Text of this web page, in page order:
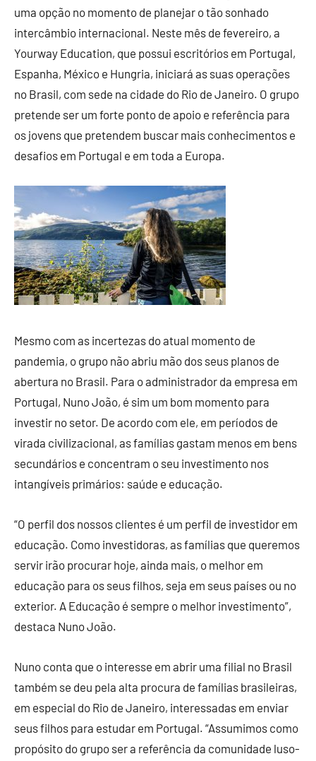
uma opção no momento de planejar o tão sonhado
intercâmbio internacional. Neste mês de fevereiro, a
Yourway Education, que possui escritórios em Portugal,
Espanha, México e Hungria, iniciará as suas operações
no Brasil, com sede na cidade do Rio de Janeiro. O grupo
pretende ser um forte ponto de apoio e referência para
os jovens que pretendem buscar mais conhecimentos e
desafios em Portugal e em toda a Europa.
Mesmo com as incertezas do atual momento de
pandemia, o grupo não abriu mão dos seus planos de
abertura no Brasil. Para o administrador da empresa em
Portugal, Nuno João, é sim um bom momento para
investir no setor. De acordo com ele, em períodos de
virada civilizacional, as famílias gastam menos em bens
secundários e concentram o seu investimento nos
intangíveis primários: saúde e educação.
“O perfil dos nossos clientes é um perfil de investidor em
educação. Como investidoras, as famílias que queremos
servir irão procurar hoje, ainda mais, o melhor em
educação para os seus filhos, seja em seus países ou no
exterior. A Educação é sempre o melhor investimento”,
destaca Nuno João.
Nuno conta que o interesse em abrir uma filial no Brasil
também se deu pela alta procura de famílias brasileiras,
em especial do Rio de Janeiro, interessadas em enviar
seus filhos para estudar em Portugal. “Assumimos como
propósito do grupo ser a referência da comunidade luso-